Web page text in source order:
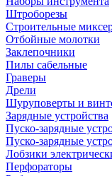
Штроборезы
Строительные
Отбойные молотки
Заклепочники
Пилы сабельные
Граверы
Дрели
Шуруповерты и
Зарядные устройства
Пуско-зарядные
Пуско-зарядные
Лобзики
Перфораторы